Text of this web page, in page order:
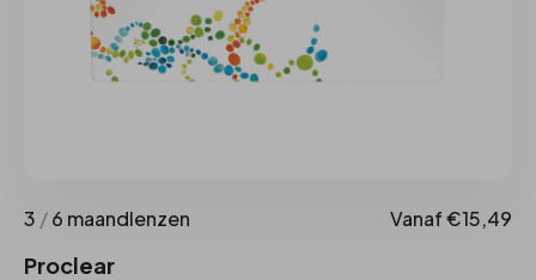
3 /6 maandlenzen Vanaf €15,49
Proclear